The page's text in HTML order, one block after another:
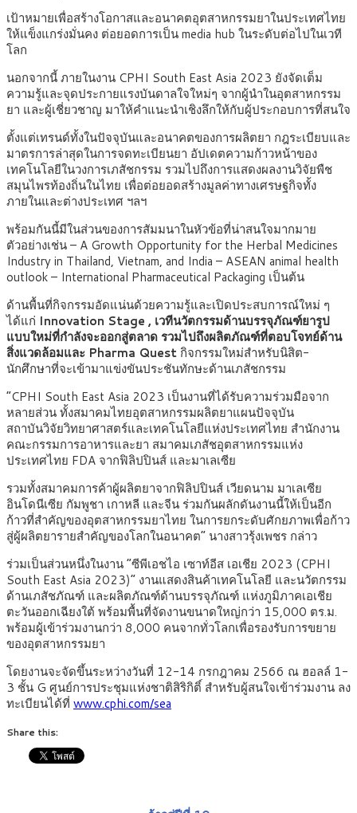
เป้าหมายเพื่อสร้างโอกาสและอนาคตอุตสาหกรรมยาในประเทศไทย
ให้แข็งแกร่งมั่นคง ต่อยอดการเป็น media hub ในระดับต่อไปในเวที
โลก
นอกจากนี้ ภายในงาน CPHI South East Asia 2023 ยังจัดเต็ม
ความรู้และจุดประกายแรงบันดาลใจใหม่ๆ จากผู้นำในอุตสาหกรรม
ยา และผู้เชี่ยวชาญ มาให้คำแนะนำเชิงลึกให้กับผู้ประกอบการที่สนใจ
ตั้งแต่เทรนด์ทั้งในปัจจุบันและอนาคตของการผลิตยา กฎระเบียบและ
มาตรการล่าสุดในการจดทะเบียนยา อัปเดตความก้าวหน้าของ
เทคโนโลยีในวงการเภสัชกรรม รวมไปถึงการแสดงผลงานวิจัยพืช
สมุนไพรท้องถิ่นในไทย เพื่อต่อยอดสร้างมูลค่าทางเศรษฐกิจทั้ง
ภายในและต่างประเทศ ฯลฯ
พร้อมกันนี้มีในส่วนของการสัมมนาในหัวข้อที่น่าสนใจมากมาย
ตัวอย่างเช่น – A Growth Opportunity for the Herbal Medicines
Industry in Thailand, Vietnam, and India – ASEAN animal health
outlook – International Pharmaceutical Packaging เป็นต้น
ด้านพื้นที่กิจกรรมอัดแน่นด้วยความรู้และเปิดประสบการณ์ใหม่ ๆ
ได้แก่ Innovation Stage , เวทีนวัตกรรมด้านบรรจุภัณฑ์ยารูป
แบบใหม่ที่กำลังจะออกสู่ตลาด รวมไปถึงผลิตภัณฑ์ที่ตอบโจทย์ด้าน
สิ่งแวดล้อมและ Pharma Quest กิจกรรมใหม่สำหรับนิสิต-
นักศึกษาที่จะเข้ามาแข่งขันประชันทักษะด้านเภสัชกรรม
“CPHI South East Asia 2023 เป็นงานที่ได้รับความร่วมมือจาก
หลายส่วน ทั้งสมาคมไทยอุตสาหกรรมผลิตยาแผนปัจจุบัน
สถาบันวิจัยวิทยาศาสตร์และเทคโนโลยีแห่งประเทศไทย สำนักงาน
คณะกรรมการอาหารและยา สมาคมเภสัชอุตสาหกรรมแห่ง
ประเทศไทย FDA จากฟิลิปปินส์ และมาเลเซีย
รวมทั้งสมาคมการค้าผู้ผลิตยาจากฟิลิปปินส์ เวียดนาม มาเลเซีย
อินโดนีเซีย กัมพูชา เกาหลี และจีน ร่วมกันผลักดันงานนี้ให้เป็นอีก
ก้าวที่สำคัญของอุตสาหกรรมยาไทย ในการยกระดับศักยภาพเพื่อก้าว
สู่ผู้ผลิตยารายสำคัญของโลกในอนาคต” นางสาวรุ้งเพชร กล่าว
ร่วมเป็นส่วนหนึ่งในงาน “ซีพีเอชไอ เซาท์อีส เอเชีย 2023 (CPHI
South East Asia 2023)” งานแสดงสินค้าเทคโนโลยี และนวัตกรรม
ด้านเภสัชภัณฑ์ และผลิตภัณฑ์ด้านบรรจุภัณฑ์ แห่งภูมิภาคเอเชีย
ตะวันออกเฉียงใต้ พร้อมพื้นที่จัดงานขนาดใหญ่กว่า 15,000 ตร.ม.
พร้อมผู้เข้าร่วมงานกว่า 8,000 คนจากทั่วโลกเพื่อรองรับการขยาย
ของอุตสาหกรรมยา
โดยงานจะจัดขึ้นระหว่างวันที่ 12-14 กรกฎาคม 2566 ณ ฮอลล์ 1-
3 ชั้น G ศูนย์การประชุมแห่งชาติสิริกิติ์ สำหรับผู้สนใจเข้าร่วมงาน ลง
ทะเบียนได้ที่ www.cphi.com/sea
Share this: